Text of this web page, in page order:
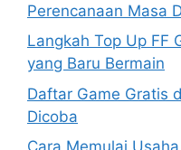
Perencanaan Masa
Langkah Top Up FF
yang Baru Bermain
Daftar Game Gratis
Dicoba